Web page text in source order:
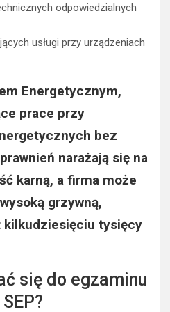
odpowiedzialnych
usługi przy urządzeniach
Energetycznym,
prace przy
bez
narażają się na
karną, a firma może
grzywną,
kilkudziesięciu tysięcy
się do egzaminu